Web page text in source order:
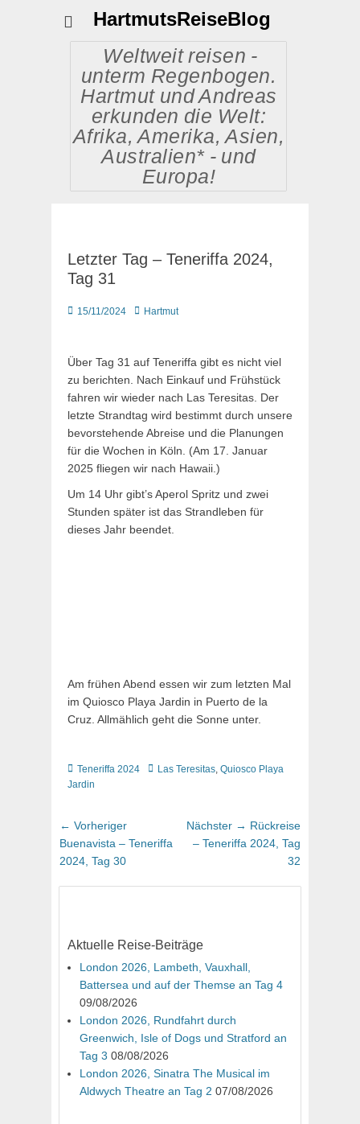
HartmutsReiseBlog
Weltweit reisen -
unterm Regenbogen.
Hartmut und Andreas
erkunden die Welt:
Afrika, Amerika, Asien,
Australien* - und
Europa!
Letzter Tag – Teneriffa 2024,
Tag 31
Posted
15/11/2024 AutorHartmut
Über Tag 31 auf Teneriffa gibt es nicht viel
zu berichten. Nach Einkauf und Frühstück
fahren wir wieder nach Las Teresitas. Der
letzte Strandtag wird bestimmt durch unsere
bevorstehende Abreise und die Planungen
für die Wochen in Köln. (Am 17. Januar
2025 fliegen wir nach Hawaii.)
Um 14 Uhr gibt’s Aperol Spritz und zwei
Stunden später ist das Strandleben für
dieses Jahr beendet.
Am frühen Abend essen wir zum letzten Mal
im Quiosco Playa Jardin in Puerto de la
Cruz. Allmählich geht die Sonne unter.
Kategorien
Teneriffa 2024 Schlagworte
Las Teresitas, Quiosco Playa
Jardin
Beitragsnavigation
← VorherigerVorheriger
Beitrag:
Buenavista – Teneriffa
2024, Tag 30
Nächster → Nächster
Beitrag:
Rückreise
– Teneriffa 2024, Tag
32
Aktuelle Reise-Beiträge
London 2026, Lambeth, Vauxhall,
Battersea und auf der Themse an Tag 4
09/08/2026
London 2026, Rundfahrt durch
Greenwich, Isle of Dogs und Stratford an
Tag 3 08/08/2026
London 2026, Sinatra The Musical im
Aldwych Theatre an Tag 2 07/08/2026